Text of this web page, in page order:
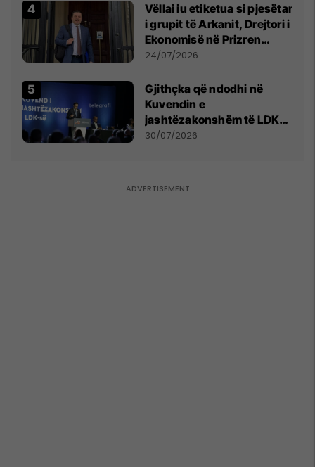
Vëllai iu etiketua si pjesëtar
i grupit të Arkanit, Drejtori i
Ekonomisë në Prizren
mohon pretendimet
24/07/2026
Gjithçka që ndodhi në
Kuvendin e
jashtëzakonshëm të LDK-
së
30/07/2026